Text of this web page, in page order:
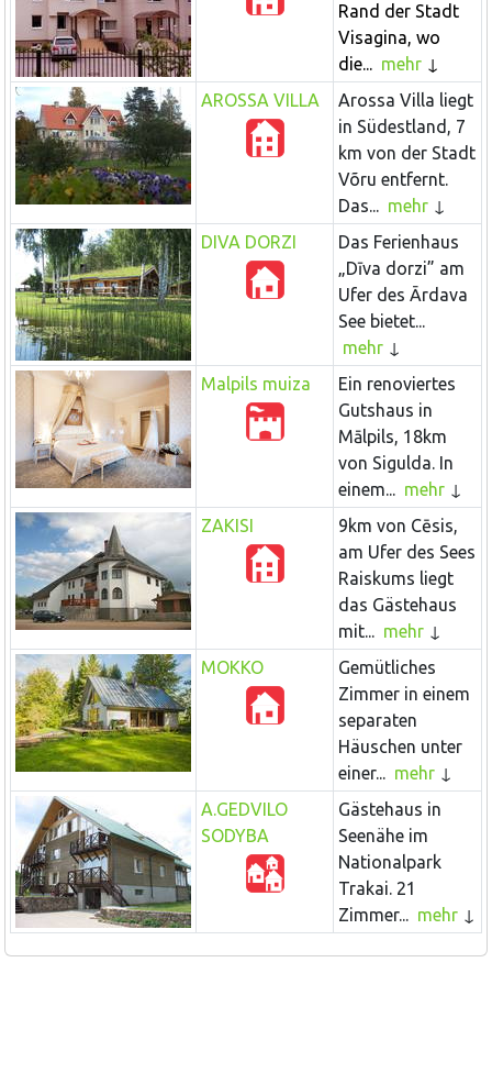
Rand der Stadt
Visagina, wo
die... mehr
AROSSA VILLA
Arossa Villa liegt
in Südestland, 7
km von der Stadt
Võru entfernt.
Das... mehr
DIVA DORZI
Das Ferienhaus
„Dīva dorzi” am
Ufer des Ārdava
See bietet...
mehr
Malpils muiza
Ein renoviertes
Gutshaus in
Mālpils, 18km
von Sigulda. In
einem... mehr
ZAKISI
9km von Cēsis,
am Ufer des Sees
Raiskums liegt
das Gästehaus
mit... mehr
MOKKO
Gemütliches
Zimmer in einem
separaten
Häuschen unter
einer... mehr
A.GEDVILO
SODYBA
Gästehaus in
Seenähe im
Nationalpark
Trakai. 21
Zimmer... mehr